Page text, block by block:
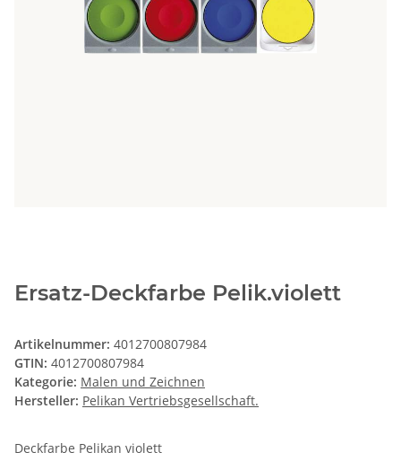
Ersatz-Deckfarbe Pelik.violett
Artikelnummer: 4012700807984
GTIN: 4012700807984
Kategorie: Malen und Zeichnen
Hersteller: Pelikan Vertriebsgesellschaft.
Deckfarbe Pelikan violett